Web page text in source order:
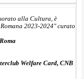
alla Cultura, è
2023-2024" curato
Welfare Card, CNB